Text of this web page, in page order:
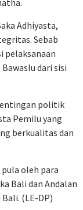
Adhiyasta,
Sebab
pelaksanaan
dari sisi
politik
Pemilu yang
berkualitas dan
oleh para
Bali dan Andalan
(LE-DP)